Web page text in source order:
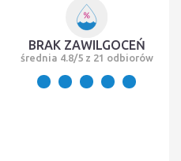
BRAK ZAWILGOCEŃ
średnia 4.8/5 z 21 odbiorów